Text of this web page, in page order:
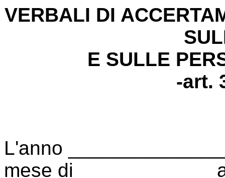
VERBALI DI
E SULLE
-art.
L'anno
mese di ____________